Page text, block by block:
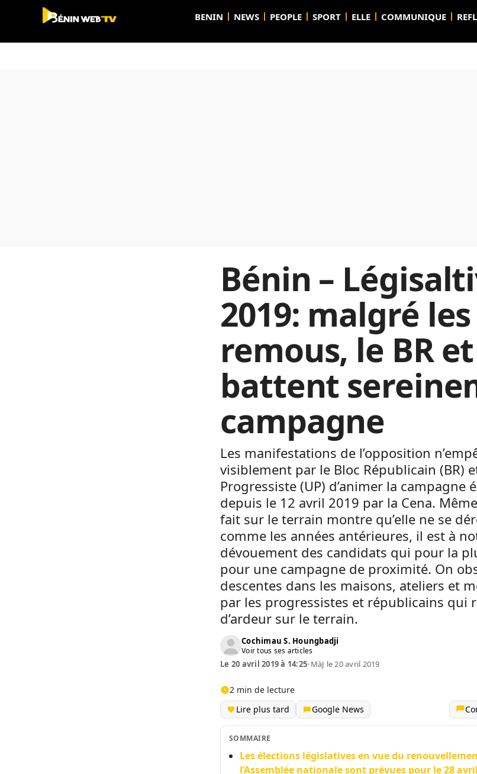
BENIN NEWS PEOPLE SPORT ELLE COMMUNIQUE
Bénin –
2019: malgré les
remous, le BR et
battent
campagne
Les manifestations de l’opposition
visiblement par le Bloc Républicain (BR)
Progressiste (UP) d’animer la campagne
depuis le 12 avril 2019 par la Cena.
fait sur le terrain montre qu’elle ne se
comme les années antérieures, il est à
dévouement des candidats qui pour la
pour une campagne de proximité. On
descentes dans les maisons, ateliers et
par les progressistes et républicains qui
d’ardeur sur le terrain.
Cochimau S. Houngbadji
Voir tous ses articles
Le 20 avril 2019 à 14:25•MàJ le 20 avril 2019
2 min de lecture
Lire plus tard
Google News
SOMMAIRE
Les élections législatives en vue du
l’Assemblée nationale sont prévues pour le 28